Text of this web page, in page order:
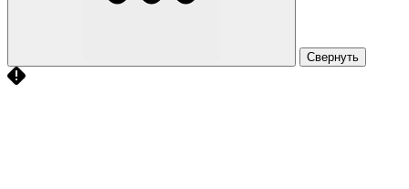
Свернуть